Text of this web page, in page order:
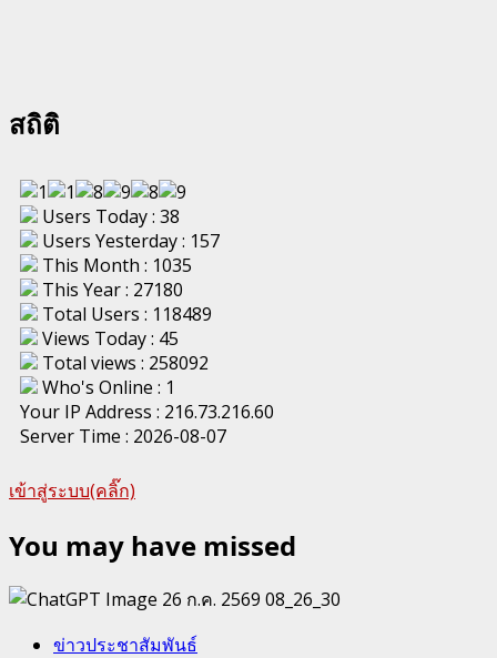
สถิติ
Users Today : 38
Users Yesterday : 157
This Month : 1035
This Year : 27180
Total Users : 118489
Views Today : 45
Total views : 258092
Who's Online : 1
Your IP Address : 216.73.216.60
Server Time : 2026-08-07
เข้าสู่ระบบ(คลิ๊ก)
You may have missed
ข่าวประชาสัมพันธ์